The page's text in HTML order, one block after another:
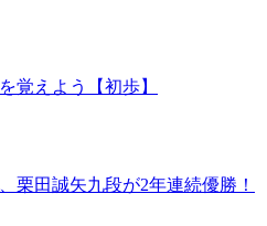
覚えよう【初歩】
栗田誠矢九段が2年連続優勝！